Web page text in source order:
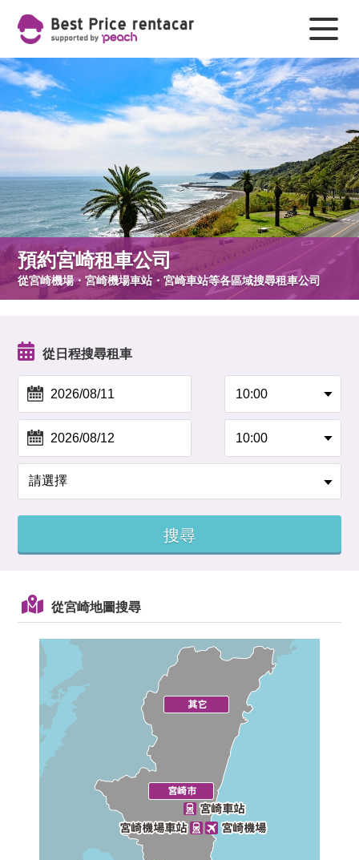
預約宮崎租車公司
從宮崎機場・宮崎機場車站・宮崎車站等各區域搜尋租車公司
從日程搜尋租車
從宮崎地圖搜尋